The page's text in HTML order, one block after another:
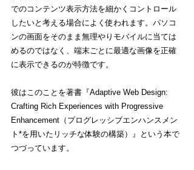
でのコンテンツ表示方法を細かくコントロール
したいと考える場合によく使われます。パソコ
ンの画面をそのまま無理やりモバイルに当ては
めるのではなく、端末ごとに最適な画像を正確
に表示できるのが特徴です。
彼はこのことを著書『Adaptive Web Design:
Crafting Rich Experiences with Progressive
Enhancement（プログレッシブエンハンスメン
ト*を用いたリッチな体験の構築）』という本で
つづっています。